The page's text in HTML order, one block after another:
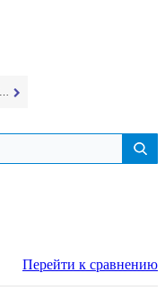
Перейти к сравнению